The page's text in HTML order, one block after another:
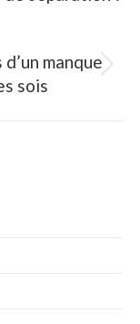
manque
sois